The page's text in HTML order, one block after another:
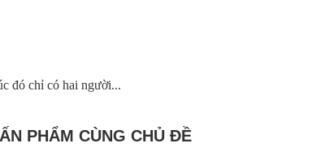
đó chỉ có hai người...
ẤN PHẨM CÙNG CHỦ ĐỀ